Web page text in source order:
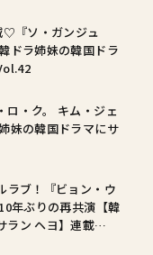
♡『ソ・ガンジュ
ドラ姉妹の韓国ドラ
ロ・ク。 キム・ジェ
妹の韓国ドラマにサ
ラブ！『ビョン・ウ
年ぶりの再共演【韓
ラン ヘヨ】連載